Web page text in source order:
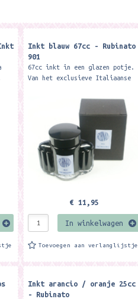
Inkt blauw 67cc - Rubinato
901
67cc inkt in een glazen potje.
Van het exclusieve Italiaanse
€ 11,95
In winkelwagen
Toevoegen aan verlanglijstje
Inkt arancio / oranje 25cc
- Rubinato